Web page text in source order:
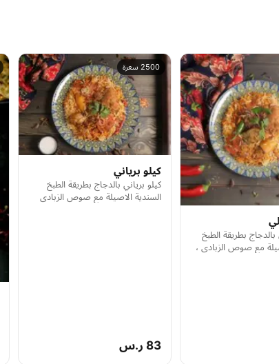
بطريقة الطبخ
السندية الاصيلة مع صوص الزبادي ،
2500 سعرة
كيلو برياني
كيلو برياني بالدجاج بطريقة الطبخ
السندية الاصيلة مع صوص الزبادي
83 ر.س